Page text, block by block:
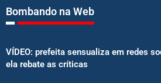
Bombando na Web
VÍDEO: prefeita sensualiza em redes
ela rebate as críticas